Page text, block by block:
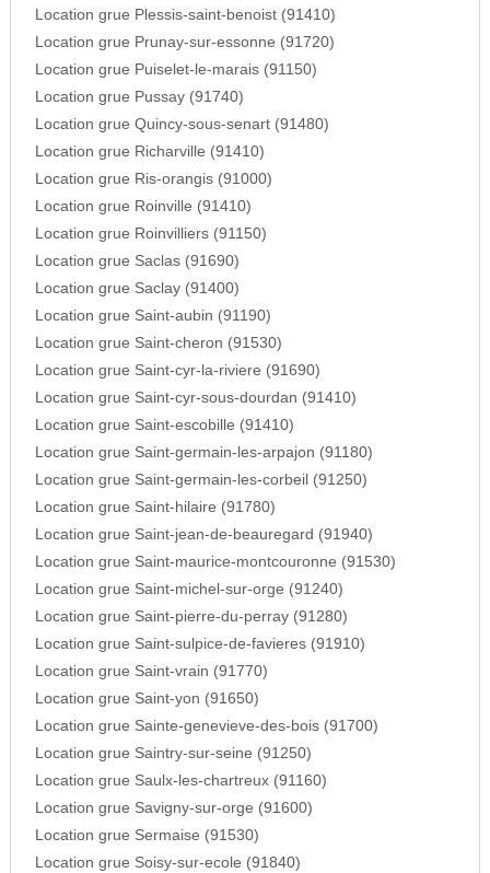
Location grue Plessis-saint-benoist (91410)
Location grue Prunay-sur-essonne (91720)
Location grue Puiselet-le-marais (91150)
Location grue Pussay (91740)
Location grue Quincy-sous-senart (91480)
Location grue Richarville (91410)
Location grue Ris-orangis (91000)
Location grue Roinville (91410)
Location grue Roinvilliers (91150)
Location grue Saclas (91690)
Location grue Saclay (91400)
Location grue Saint-aubin (91190)
Location grue Saint-cheron (91530)
Location grue Saint-cyr-la-riviere (91690)
Location grue Saint-cyr-sous-dourdan (91410)
Location grue Saint-escobille (91410)
Location grue Saint-germain-les-arpajon (91180)
Location grue Saint-germain-les-corbeil (91250)
Location grue Saint-hilaire (91780)
Location grue Saint-jean-de-beauregard (91940)
Location grue Saint-maurice-montcouronne (91530)
Location grue Saint-michel-sur-orge (91240)
Location grue Saint-pierre-du-perray (91280)
Location grue Saint-sulpice-de-favieres (91910)
Location grue Saint-vrain (91770)
Location grue Saint-yon (91650)
Location grue Sainte-genevieve-des-bois (91700)
Location grue Saintry-sur-seine (91250)
Location grue Saulx-les-chartreux (91160)
Location grue Savigny-sur-orge (91600)
Location grue Sermaise (91530)
Location grue Soisy-sur-ecole (91840)